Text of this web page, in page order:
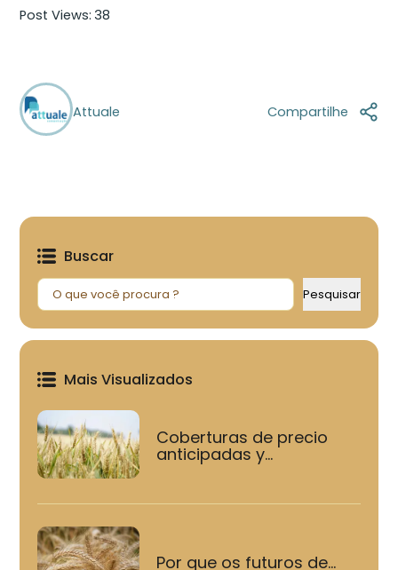
Post Views: 38
Attuale Compartilhe
Buscar
Pesquisar Pesquisar
Mais Visualizados
Coberturas de precio
anticipadas y...
Por que os futuros de...